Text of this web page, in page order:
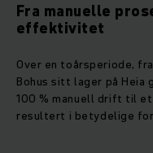
Fra manuelle
effektivitet
Over en toårsperiode,
Bohus sitt lager på Heia
100 % manuell drift til
resultert i betydelige